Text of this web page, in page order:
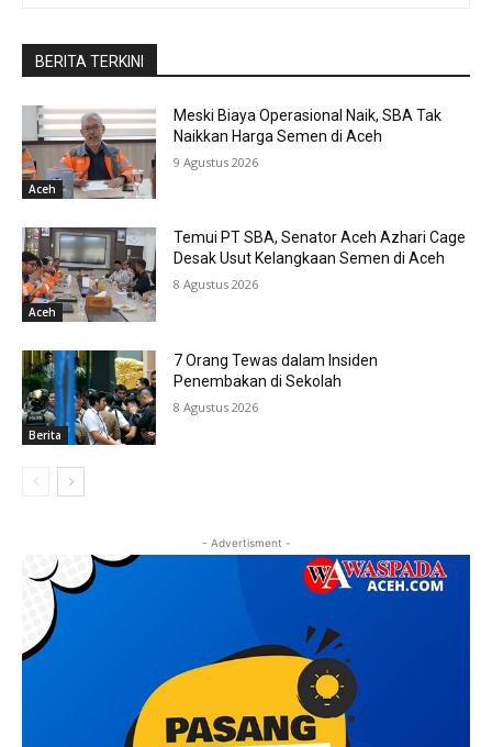
BERITA TERKINI
Aceh
Meski Biaya Operasional Naik, SBA Tak
Naikkan Harga Semen di Aceh
9 Agustus 2026
Aceh
Temui PT SBA, Senator Aceh Azhari Cage
Desak Usut Kelangkaan Semen di Aceh
8 Agustus 2026
Berita
7 Orang Tewas dalam Insiden
Penembakan di Sekolah
8 Agustus 2026
- Advertisment -